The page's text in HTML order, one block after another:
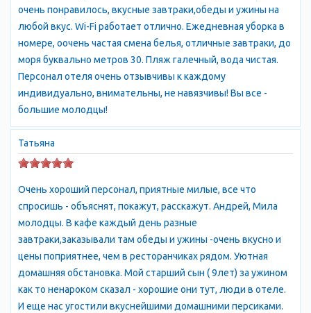
очень понравилось, вкусные завтраки,обеды и ужины на
любой вкус. Wi-Fi работает отлично. Ежедневная уборка в
номере, оочень частая смена белья, отличные завтраки, до
моря буквально метров 30. Пляж галечный, вода чистая.
Персонал отеля очень отзывчивы к каждому
индивидуально, внимательны, не навязчивы! Вы все -
большие молодцы!
Татьяна
Очень хороший персонал, приятные милые, все что
спросишь - объяснят, покажут, расскажут. Андрей, Мила
молодцы. В кафе каждый день разные
завтраки,заказывали там обеды и ужины -очень вкусно и
цены поприятнее, чем в ресторанчиках рядом. Уютная
домашняя обстановка. Мой старший сын ( 9лет) за ужином
как то ненароком сказал - хорошие они тут, люди в отеле.
И еще нас угостили вкуснейшими домашними персиками.